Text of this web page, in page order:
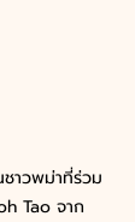
าวพม่าที่ร่วม
Tao จาก